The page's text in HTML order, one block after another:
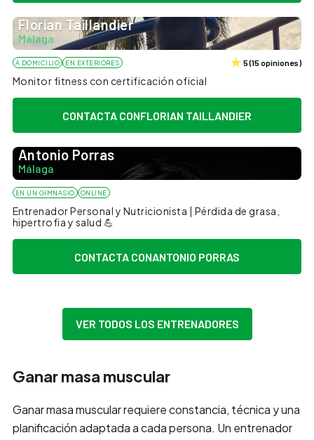
Florian Taillandier
Málaga
A DOMICILIO EN EXTERIORES 5(15opiniones)
Monitor fitness con certificación oficial
CONTACTA CONFLORIAN TAILLANDIER
Antonio Porras
Málaga
EN UN GIMNASIO ONLINE
Entrenador Personal y Nutricionista | Pérdida de grasa,
hipertrofia y salud 💪
CONTACTA CONANTONIO PORRAS
VER TODOS LOS ENTRENADORES
Ganar masa muscular
Ganar masa muscular requiere constancia, técnica y una
planificación adaptada a cada persona. Un entrenador